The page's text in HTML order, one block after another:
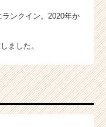
ンクイン。2020年か
ました。